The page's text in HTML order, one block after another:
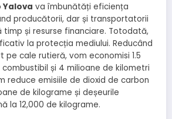
Yalova va îmbunătăți eficiența
producătorii, dar și transportatorii
timp și resurse financiare. Totodată,
la protecția mediului. Reducând
pe cale rutieră, vom economisi 1.5
și 4 milioane de kilometri
reduce emisiile de dioxid de carbon
de kilograme și deșeurile
la 12,000 de kilograme.